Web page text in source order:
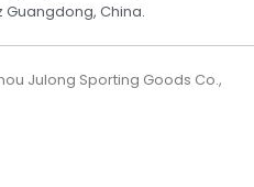
Guangdong, China.
Julong Sporting Goods Co.,